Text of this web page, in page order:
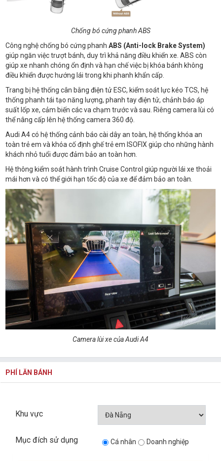
Chống bó cứng phanh ABS
Công nghệ chống bó cứng phanh ABS (Anti-lock Brake System)
giúp ngăn việc trượt bánh, duy trì khả năng điều khiển xe. ABS còn
giúp xe nhanh chóng ổn định và hạn chế việc bị khóa bánh không
điều khiển được hướng lái trong khi phanh khẩn cấp.
Trang bị hệ thống cân bằng điện tử ESC, kiểm soát lực kéo TCS, hệ
thống phanh tái tạo năng lượng, phanh tay điện tử, chảnh báo áp
suất lốp xe, cảm biến các va chạm trước và sau. Riêng camera lùi có
thể nâng cấp lên hệ thống camera 360 độ.
Audi A4 có hệ thống cảnh báo cài dây an toàn, hệ thống khóa an
toàn trẻ em và khóa cố định ghế trẻ em ISOFIX giúp cho những hành
khách nhỏ tuổi được đảm bảo an toàn hơn.
Hệ thông kiểm soát hành trình Cruise Control giúp người lái xe thoải
mái hơn và có thể giới hạn tốc độ của xe để đảm bảo an toàn.
Camera lùi xe của Audi A4
PHÍ LĂN BÁNH
Khu vực
Mục đích sử dụng Cá nhân Doanh nghiệp